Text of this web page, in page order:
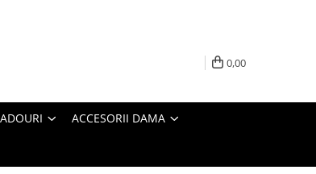
0,00
ACCESORII DAMA